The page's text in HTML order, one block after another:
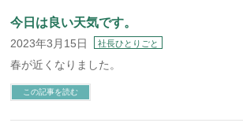
今日は良い天気です。
2023年3月15日 社長ひとりごと
春が近くなりました。
この記事を読む